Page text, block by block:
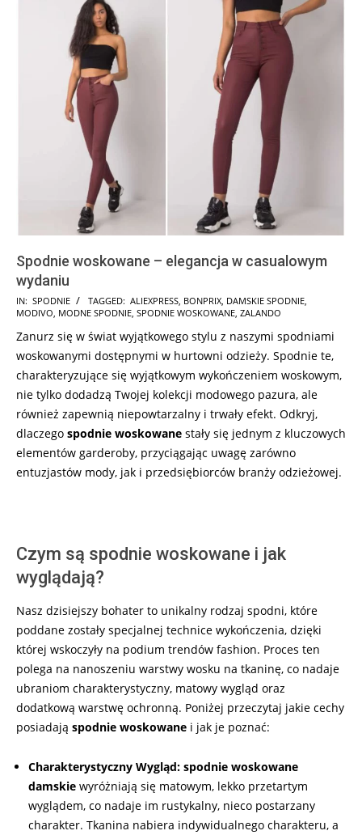
Spodnie woskowane – elegancja w casualowym
wydaniu
2024-
12-
10
IN: SPODNIE TAGGED: ALIEXPRESS BONPRIX DAMSKIE SPODNIE
MODIVO MODNE SPODNIE SPODNIE WOSKOWANE ZALANDO
Zanurz się w świat wyjątkowego stylu z naszymi spodniami
woskowanymi dostępnymi w hurtowni odzieży. Spodnie te,
charakteryzujące się wyjątkowym wykończeniem woskowym,
nie tylko dodadzą Twojej kolekcji modowego pazura, ale
również zapewnią niepowtarzalny i trwały efekt. Odkryj,
dlaczego spodnie woskowane stały się jednym z kluczowych
elementów garderoby, przyciągając uwagę zarówno
entuzjastów mody, jak i przedsiębiorców branży odzieżowej.
Czym są spodnie woskowane i jak
wyglądają?
Nasz dzisiejszy bohater to unikalny rodzaj spodni, które
poddane zostały specjalnej technice wykończenia, dzięki
której wskoczyły na podium trendów fashion. Proces ten
polega na nanoszeniu warstwy wosku na tkaninę, co nadaje
ubraniom charakterystyczny, matowy wygląd oraz
dodatkową warstwę ochronną. Poniżej przeczytaj jakie cechy
posiadają spodnie woskowane i jak je poznać:
Charakterystyczny Wygląd: spodnie woskowane
damskie wyróżniają się matowym, lekko przetartym
wyglądem, co nadaje im rustykalny, nieco postarzany
charakter. Tkanina nabiera indywidualnego charakteru, a